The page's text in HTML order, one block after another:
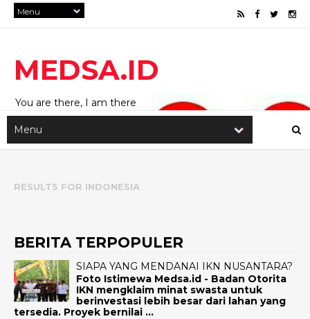
MEDSA.ID
You are there, I am there
RESULTS FOR INDONESIA
BERITA TERPOPULER
SIAPA YANG MENDANAI IKN NUSANTARA?
Foto Istimewa Medsa.id - Badan Otorita
IKN mengklaim minat swasta untuk
berinvestasi lebih besar dari lahan yang
tersedia. Proyek bernilai ...